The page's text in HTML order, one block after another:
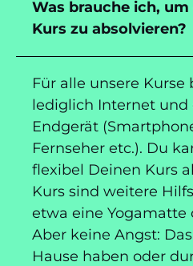
Was brauche ich, um
Kurs zu absolvieren?
Für alle unsere Kurse
lediglich Internet und
Endgerät
Fernseher etc.). Du
flexibel Deinen Kurs
Kurs sind weitere
etwa eine Yogamatte
Aber keine Angst:
Hause haben oder